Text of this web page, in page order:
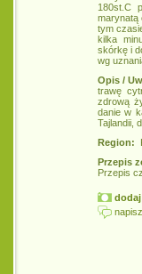
180st.C
marynatą
tym
kilka
skórkę i
wg
Opis /
trawę
zdrową
danie w
Tajlandii,
Region:
Przepis
Przepis